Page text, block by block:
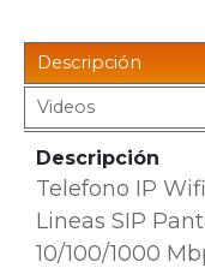
Descripción
Videos
Descripción
Telefono IP
Lineas SIP
10/100/1000